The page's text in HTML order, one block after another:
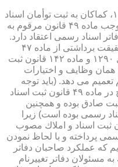
قانون ثبت اسناد و املاك مصوب ۱۳۱۰، كماكان به ثبت توأمان اسناد
رسمی توسط مباشرین ثبت (كه به موجب ماده ۴۹ قانون مرقوم به
اسناد رسمی اعتقاد دارد.
ماده ۴۹ قانون جدیدالتصویب كه در حقیقت برداشتی از ماده ۴۷
قانون ثبت اسناد و املاك مصوب سال ۱۲۹۰ و ماده ۱۴۲ قانون ثبت
املاك مصوب سال ۱۳۰۸ بود، همان وظایف و اختیارات
می دهد. (باید توجه
نمود كه معنای مسئولین دفاتر، مندرج در ماده ۴۹ قانون ثبت اسناد
مباشرین ثبت صادق بوده و همچنین
رسمی بوده است) زیرا
در مواد ۸۱ و ۹۱ قانون ثبت اسناد و املاك مصوب
رسمی پرداخته و با لحاظ نمودن
كه عملكرد صاحبان دفاتر
مسئولان دفاتر تغییرنام